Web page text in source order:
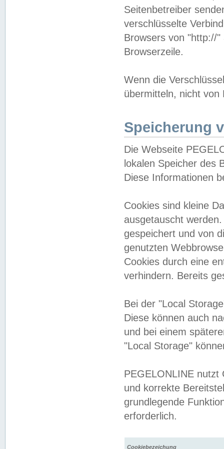
Seitenbetreiber
verschlüsselte
Browsers von "http://
Browserzeile.
Wenn die
übermitteln, nicht von
Speicherung
Die Webseite
lokalen Speicher des
Diese Informationen
Cookies sind kleine
ausgetauscht
gespeichert und von
genutzten
Cookies durch eine
verhindern. Bereits
Bei der "Local
Diese können auch
und bei einem
"Local Storage"
PEGELONLINE nutzt
und korrekte
grundlegende
erforderlich.
Cookiebezeichung